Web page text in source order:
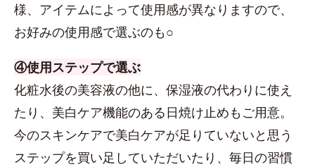
様、アイテムによって使用感が異なりますので、
お好みの使用感で選ぶのも○
④使用ステップで選ぶ
化粧水後の美容液の他に、保湿液の代わりに使え
たり、美白ケア機能のある日焼け止めもご用意。
今のスキンケアで美白ケアが足りていないと思う
ステップを買い足していただいたり、毎日の習慣